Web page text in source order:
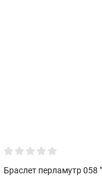
Браслет перламутр